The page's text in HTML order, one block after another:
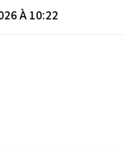
À 10:22